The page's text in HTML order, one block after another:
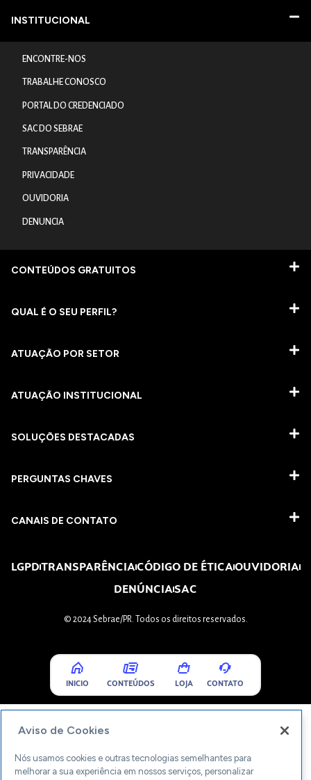
INSTITUCIONAL
ENCONTRE-NOS
TRABALHE CONOSCO
PORTAL DO CREDENCIADO
SAC DO SEBRAE
TRANSPARÊNCIA
PRIVACIDADE
OUVIDORIA
DENUNCIA
CONTEÚDOS GRATUITOS
QUAL É O SEU PERFIL?
ATUAÇÃO POR SETOR
ATUAÇÃO INSTITUCIONAL
SOLUÇÕES DESTACADAS
PERGUNTAS CHAVES​
CANAIS DE CONTATO
LGPDTRANSPARÊNCIACÓDIGO DE ÉTICAOUVIDORIA
DENÚNCIASAC
© 2024 Sebrae/PR. Todos os direitos reservados.
INICIO CONTEÚDOS LOJA CONTATO
Aviso de Cookies
Nós usamos cookies e outras tecnologias semelhantes para
melhorar a sua experiência em nossos serviços, personalizar